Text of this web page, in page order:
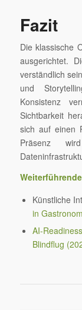
Fazit
Die klassische
ausgerichtet.
verständlich
und
Konsistenz
Sichtbarkeit
sich auf einen
Präsenz
Künstliche
in
AI-
Blindflug